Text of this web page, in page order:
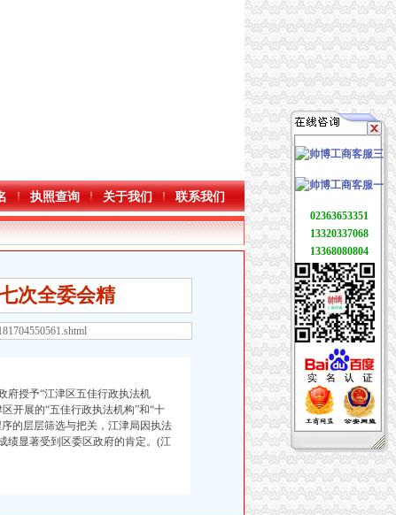
执照查询 关于我们 联系我们
次全委会精
府授予“江津区五佳行政执法机
开展的“五佳行政执法机构”和“十
的层层筛选与把关，江津局因执法
绩显著受到区委区政府的肯定。(江
02363653351
13320337068
13368080804